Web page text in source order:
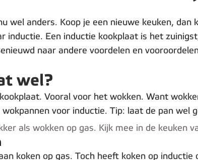
wel anders. Koop je een nieuwe keuken, dan
inductie. Een inductie kookplaat is het
naar andere voordelen en
wel?
Vooral voor het wokken. Want
voor inductie. Tip: laat de pan wel
als wokken op gas. Kijk mee in de keuken
koken op gas. Toch heeft koken op inductie